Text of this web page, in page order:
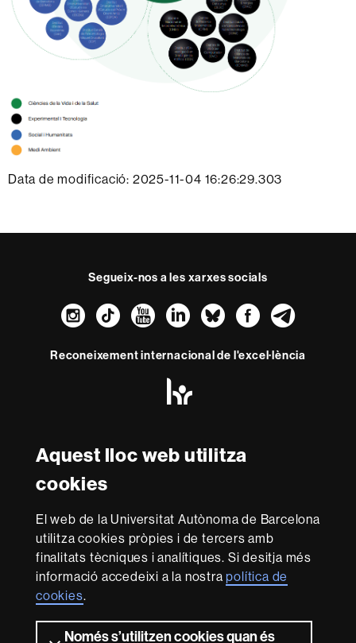
Aquest lloc web utilitza
cookies
El web de la Universitat Autònoma de Barcelona
utilitza cookies pròpies i de tercers amb
finalitats tècniques i analítiques. Si desitja més
informació accedeixi a la nostrapolítica de
cookies.
Només s’utilitzen cookies quan és
Data de modificació: 2025-11-04 16:26:29.303
Segueix-nos a les xarxes socials
Instagram
TikTokYouTube
LinkedIn
Bluesky
Reconeixement internacional de l'excel·lència
-
Euraxess
Amb el finançament de
Sobre
aquest
web
Avís legal Protecció de dades Sobre el
web
Accessibilitat web Mapa del web UAB
docència de qualitat i excel·lència, diversificada,